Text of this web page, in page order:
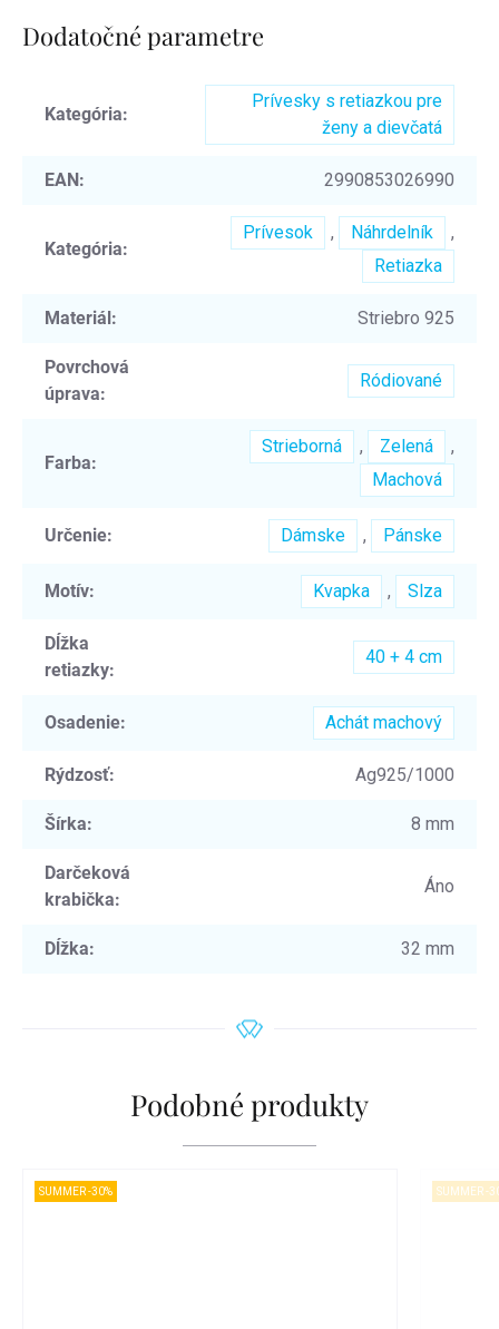
Dodatočné parametre
Kategória:
Prívesky s retiazkou pre
ženy a dievčatá
EAN: 2990853026990
Kategória:
Prívesok , Náhrdelník
,
Retiazka
Materiál: Striebro 925
Povrchová
úprava:
Ródiované
Farba:
Strieborná , Zelená
,
Machová
Určenie: Dámske , Pánske
Motív: Kvapka , Slza
Dĺžka
retiazky:
40 + 4 cm
Osadenie: Achát machový
Rýdzosť: Ag925/1000
Šírka: 8 mm
Darčeková
krabička:
Áno
Dĺžka: 32 mm
Podobné produkty
SUMMER -30% SUMMER -